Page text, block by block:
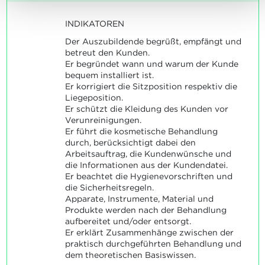
INDIKATOREN
Der Auszubildende begrüßt, empfängt und
betreut den Kunden.
Er begründet wann und warum der Kunde
bequem installiert ist.
Er korrigiert die Sitzposition respektiv die
Liegeposition.
Er schützt die Kleidung des Kunden vor
Verunreinigungen.
Er führt die kosmetische Behandlung
durch, berücksichtigt dabei den
Arbeitsauftrag, die Kundenwünsche und
die Informationen aus der Kundendatei.
Er beachtet die Hygienevorschriften und
die Sicherheitsregeln.
Apparate, Instrumente, Material und
Produkte werden nach der Behandlung
aufbereitet und/oder entsorgt.
Er erklärt Zusammenhänge zwischen der
praktisch durchgeführten Behandlung und
dem theoretischen Basiswissen.